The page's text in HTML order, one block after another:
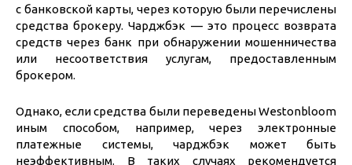
с банковской карты, через которую были перечислены
средства брокеру. Чарджбэк — это процесс возврата
средств через банк при обнаружении мошенничества
или несоответствия услугам, предоставленным
брокером.
Однако, если средства были переведены Westonbloom
иным способом, например, через электронные
платежные системы, чарджбэк может быть
неэффективным. В таких случаях рекомендуется